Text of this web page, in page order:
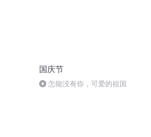
国庆节
怎能没有你，可爱的祖国